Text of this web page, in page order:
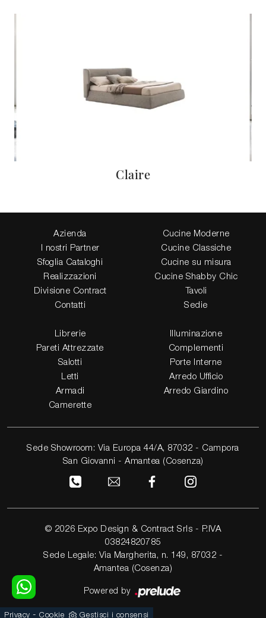
Claire
Azienda
I nostri Partner
Sfoglia Cataloghi
Realizzazioni
Divisione Contract
Contatti
Cucine Moderne
Cucine Classiche
Cucine su misura
Cucine Shabby Chic
Tavoli
Sedie
Librerie
Pareti Attrezzate
Salotti
Letti
Armadi
Camerette
Illuminazione
Complementi
Porte Interne
Arredo Ufficio
Arredo Giardino
Sede Showroom: Via Europa 44/A, 87032 - Campora
San Giovanni - Amantea (Cosenza)
© 2026 Expo Design & Contract Srls - P.IVA
03824820785
Sede Legale: Via Margherita, n. 149, 87032 -
Amantea (Cosenza)
Powered by
Privacy - Cookie Gestisci i consensi